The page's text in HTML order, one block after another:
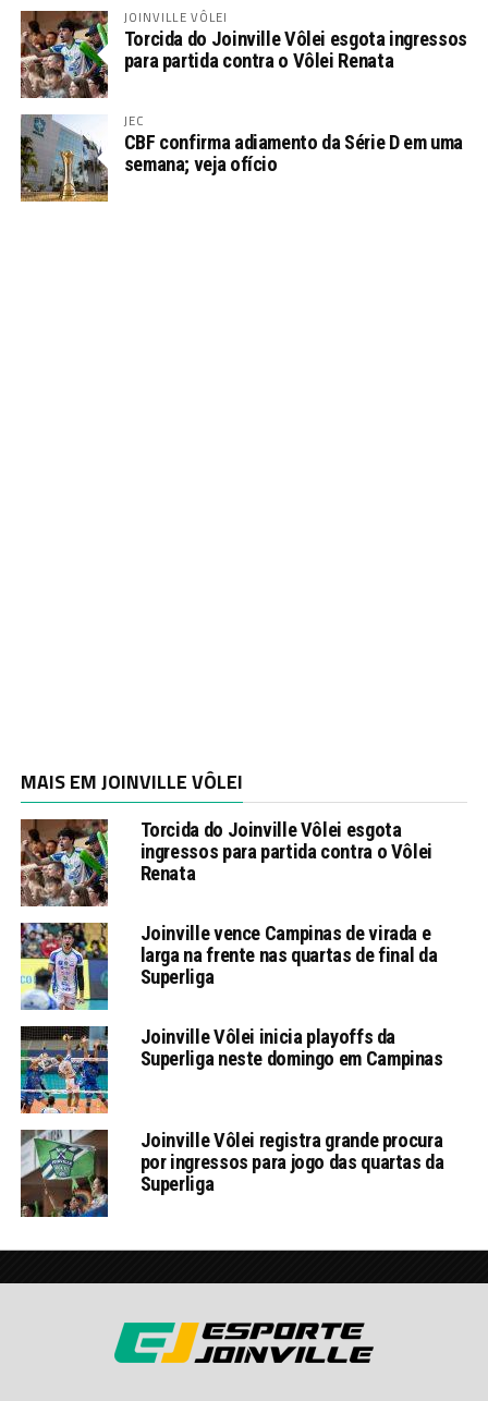
JOINVILLE VÔLEI
Torcida do Joinville Vôlei esgota ingressos
para partida contra o Vôlei Renata
JEC
CBF confirma adiamento da Série D em uma
semana; veja ofício
MAIS EM JOINVILLE VÔLEI
Torcida do Joinville Vôlei esgota
ingressos para partida contra o Vôlei
Renata
Joinville vence Campinas de virada e
larga na frente nas quartas de final da
Superliga
Joinville Vôlei inicia playoffs da
Superliga neste domingo em Campinas
Joinville Vôlei registra grande procura
por ingressos para jogo das quartas da
Superliga